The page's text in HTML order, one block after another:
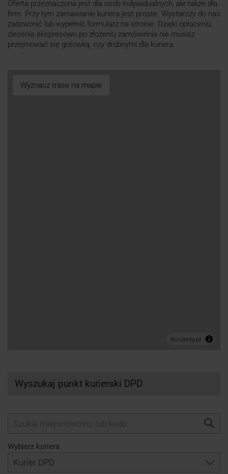
Oferta przeznaczona jest dla osób indywidualnych, ale także dla
firm. Przy tym zamawianie kuriera jest proste. Wystarczy do nas
zadzwonić lub wypełnić formularz na stronie. Dzięki opłaceniu
zlecenia ekspresowo po złożeniu zamówienia nie musisz
przejmować się gotówką, czy drobnymi dla kuriera.
Wyznacz trase na mapie
Wyszukaj punkt kurierski DPD
Wybierz kuriera